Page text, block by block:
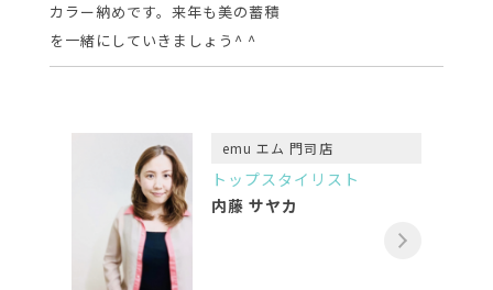
カラー納めです。来年も美の蓄積
を一緒にしていきましょう^ ^
emu エム 門司店
トップスタイリスト
内藤 サヤカ